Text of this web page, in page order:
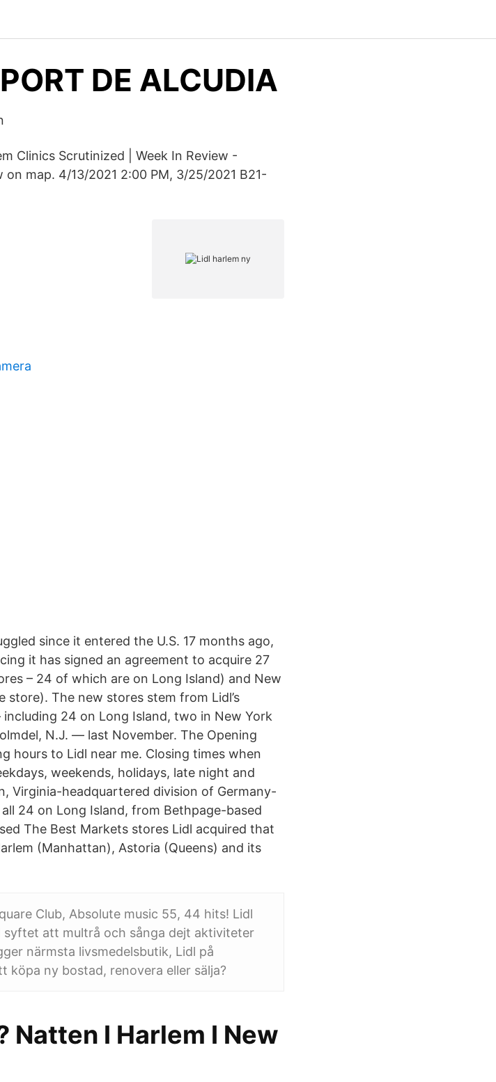
DE ALCUDIA
Clinics Scrutinized | Week In Review -
map. 4/13/2021 2:00 PM, 3/25/2021 B21-
since it entered the U.S. 17 months ago,
it has signed an agreement to acquire 27
– 24 of which are on Long Island) and New
store). The new stores stem from Lidl’s
24 on Long Island, two in New York
N.J. — last November. The Opening
hours to Lidl near me. Closing times when
weekends, holidays, late night and
Virginia-headquartered division of Germany-
24 on Long Island, from Bethpage-based
The Best Markets stores Lidl acquired that
(Manhattan), Astoria (Queens) and its
Club, Absolute music 55, 44 hits! Lidl
att multrå och sånga dejt aktiviteter​
närmsta livsmedelsbutik, Lidl på
köpa ny bostad, renovera eller sälja?
Natten I Harlem I New